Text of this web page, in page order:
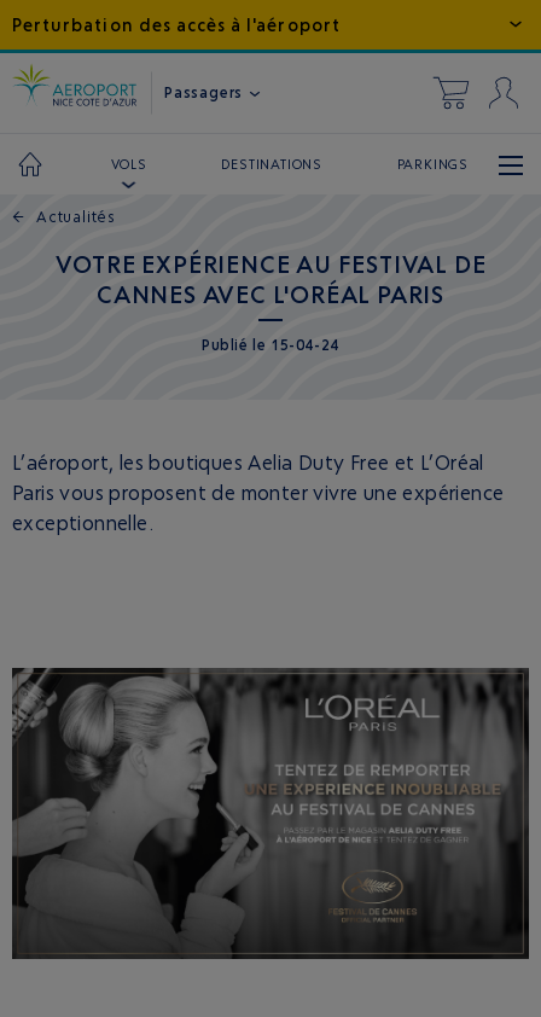
Perturbation des accès à l'aéroport
Passagers
VOLS DESTINATIONS PARKINGS
← Actualités
VOTRE EXPÉRIENCE AU FESTIVAL DE
CANNES AVEC L'ORÉAL PARIS
Publié le 15-04-24
L’aéroport, les boutiques Aelia Duty Free et L’Oréal
Paris vous proposent de monter vivre une expérience
exceptionnelle.